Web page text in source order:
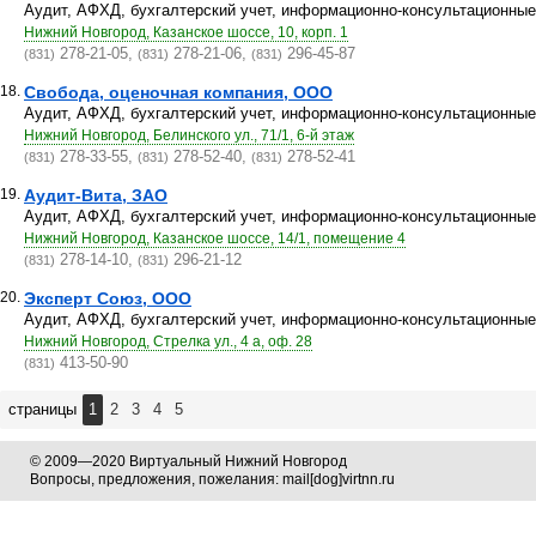
Аудит, АФХД, бухгалтерский учет, информационно-
Нижний Новгород, Казанское шоссе, 10, корп. 1
(831) 278-21-05, (831) 278-21-06, (831) 296-45-87
18. Свобода, оценочная компания, ООО
Аудит, АФХД, бухгалтерский учет, информационно-
Нижний Новгород, Белинского ул., 71/1, 6-й этаж
(831) 278-33-55, (831) 278-52-40, (831) 278-52-41
19. Аудит-Вита, ЗАО
Аудит, АФХД, бухгалтерский учет, информационно-
Нижний Новгород, Казанское шоссе, 14/1, помещение 4
(831) 278-14-10, (831) 296-21-12
20. Эксперт Союз, ООО
Аудит, АФХД, бухгалтерский учет, информационно-
Нижний Новгород, Стрелка ул., 4 а, оф. 28
(831) 413-50-90
страницы 1 2 3 4 5
© 2009—2020 Виртуальный Нижний Новгород
Вопросы, предложения, пожелания: mail[dog]virtnn.ru